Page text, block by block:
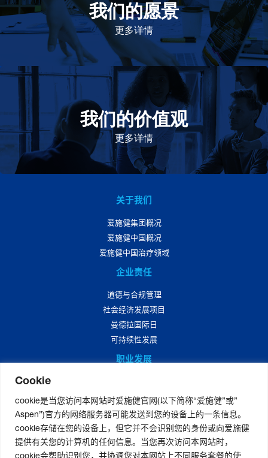
Cookie
cookie是当您访问本网站时爱施健官网(以下简称“爱施健”或”
Aspen”)官方的网络服务器可能发送到您的设备上的一条信息。
cookie存储在您的设备上，但它并不会识别您的身份或向爱施健
提供有关您的计算机的任何信息。当您再次访问本网站时，
cookie会帮助识别您，并协调您对本网站上不同服务套餐的使
我们的愿景
更多详情
作为一个负责任的企业公民，在全球提供优质和患者可
及的药物，传递我们的价值。
我们的价值观
更多详情
我们的价值观是爱施健存立和发展的基石。集团上下以
此为指引，为实现集团目标而共同奋斗。
关于我们
爱施健集团概况
爱施健中国概况
爱施健中国治疗领域
企业责任
道德与合规管理
社会经济发展项目
曼德拉国际日
可持续性发展
职业发展
爱施健中国岗位招聘
媒体中心
爱施健集团资讯
爱施健中国资讯